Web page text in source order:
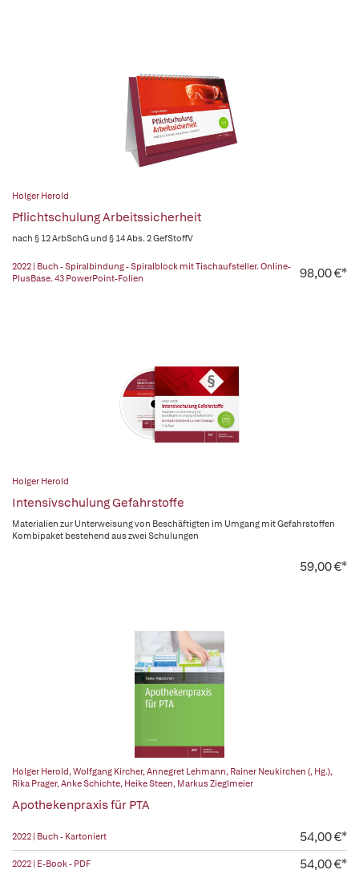
Holger Herold
Pflichtschulung Arbeitssicherheit
nach § 12 ArbSchG und § 14 Abs. 2 GefStoffV
2022 | Buch - Spiralbindung - Spiralblock mit Tischaufsteller. Online-
PlusBase. 43 PowerPoint-Folien
98,00 €*
Holger Herold
Intensivschulung Gefahrstoffe
Materialien zur Unterweisung von Beschäftigten im Umgang mit Gefahrstoffen
Kombipaket bestehend aus zwei Schulungen
59,00 €*
Holger Herold,Wolfgang Kircher,Annegret Lehmann, Rainer Neukirchen (, Hg.),
Rika Prager,Anke Schichte, Heike Steen, Markus Zieglmeier
Apothekenpraxis für PTA
2022 | Buch - Kartoniert 54,00 €*
2022 | E-Book - PDF 54,00 €*